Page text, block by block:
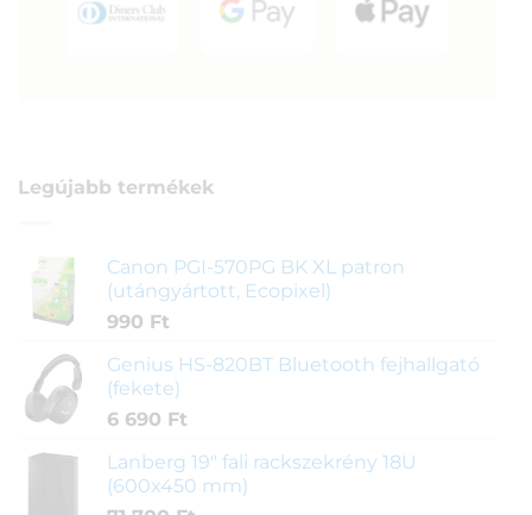
Legújabb termékek
Canon PGI-570PG BK XL patron
(utángyártott, Ecopixel)
990 Ft
Genius HS-820BT Bluetooth fejhallgató
(fekete)
6 690 Ft
Lanberg 19" fali rackszekrény 18U
(600x450 mm)